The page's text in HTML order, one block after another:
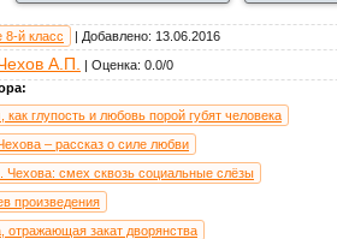
8-й класс Добавлено: 13.06.2016
А.П. Оценка: 0.0/0
глупость и любовь порой губят человека
– рассказ о силе любви
смех сквозь социальные слёзы
произведения
закат дворянства